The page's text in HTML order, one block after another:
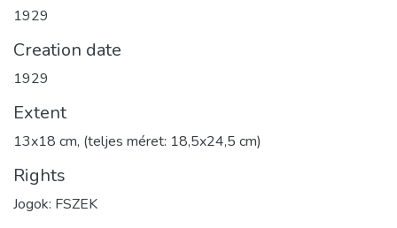
1929
Creation date
1929
Extent
13x18 cm, (teljes méret: 18,5x24,5 cm)
Rights
Jogok: FSZEK